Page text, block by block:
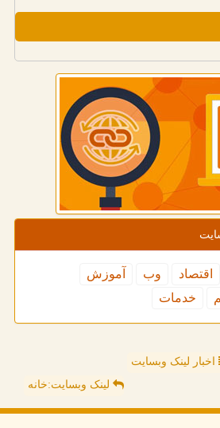
اقتصاد وب
آموزش
خدمات
اخبار لینک وبسایت
لینک وبسایت:خانه